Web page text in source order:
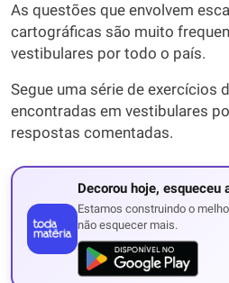
As questões que envolvem
cartográficas são muito
vestibulares por todo o país.
Segue uma série de exercícios
encontradas em vestibulares
respostas comentadas.
Decorou hoje, esqueceu
Estamos construindo o
não esquecer mais.